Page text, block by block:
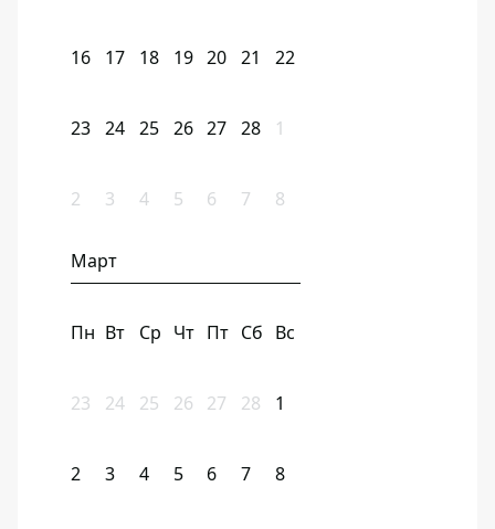
16 17 18 19 20 21 22
23 24 25 26 27 28 1
2 3 4 5 6 7 8
Март
Пн Вт Ср Чт Пт Сб Вс
23 24 25 26 27 28 1
2 3 4 5 6 7 8